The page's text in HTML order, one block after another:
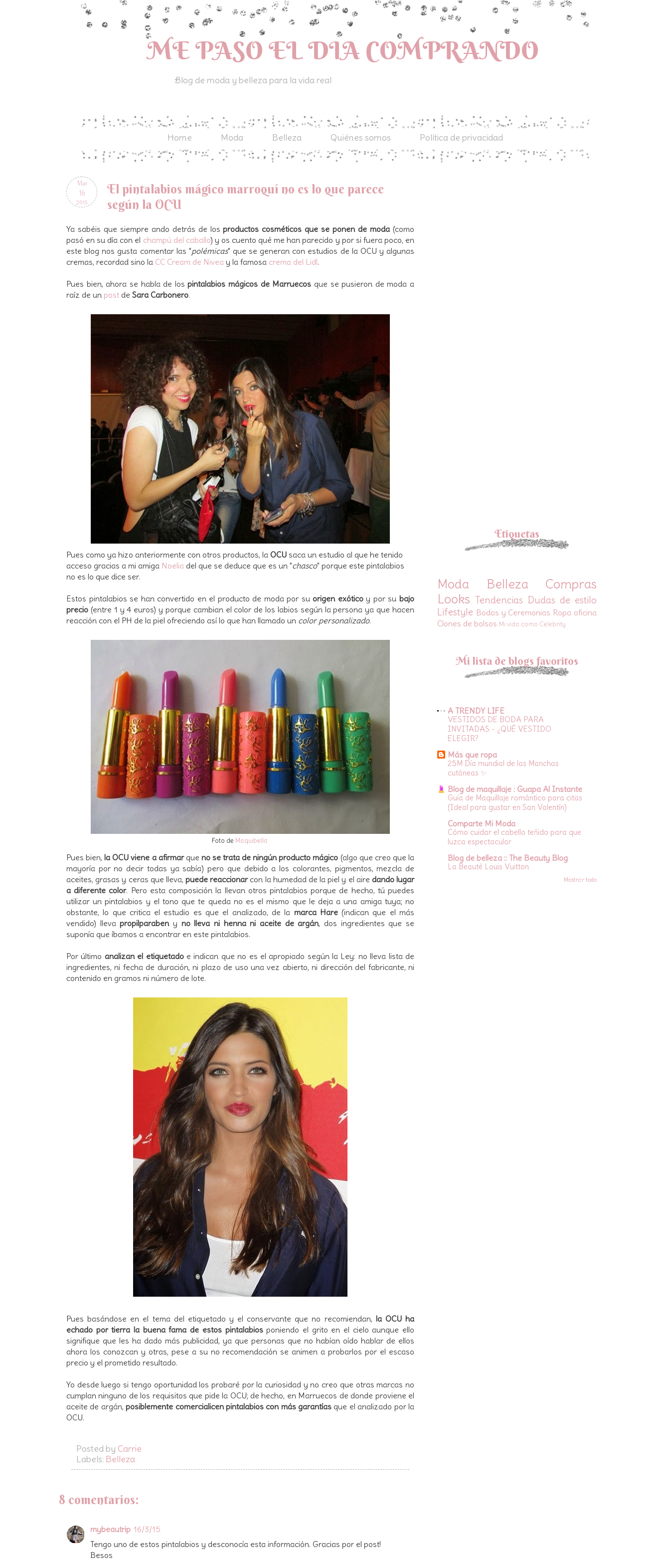
ME PASO EL DIA COMPRANDO
Blog de moda y belleza para la vida real
Home Moda Belleza Quiénes somos Política de privacidad
Mar
16
2015
El pintalabios mágico marroquí no es lo que parece
según la OCU
Ya sabéis que siempre ando detrás de losproductos cosméticos que se ponen de moda (como
pasó en su día con el champú del caballo) y os cuento qué me han parecido y por si fuera poco, en
este blog nos gusta comentar las "polémicas" que se generan con estudios de la OCU y algunas
cremas, recordad sino la CC Cream de Nivea y la famosa crema del Lidl.
Pues bien, ahora se habla de lospintalabios mágicos de Marruecos que se pusieron de moda a
raíz de un post de Sara Carbonero.
Pues como ya hizo anteriormente con otros productos, la OCU saca un estudio al que he tenido
acceso gracias a mi amiga Noelia del que se deduce que es un "chasco" porque este pintalabios
no es lo que dice ser.
Estos pintalabios se han convertido en el producto de moda por suorigen exóticoy por subajo
precio (entre 1 y 4 euros) y porque cambian el color de los labios según la persona ya que hacen
reacción con el PH de la piel ofreciendo así lo que han llamado un color personalizado.
Foto de Maquibella
Pues bien, la OCU viene a afirmarque no se trata de ningún producto mágico (algo que creo que la
mayoría por no decir todas ya sabía) pero que debido a los colorantes, pigmentos, mezcla de
aceites, grasas y ceras que lleva, puede reaccionar con la humedad de la piel y el aire dando lugar
a diferente color. Pero esta composición la llevan otros pintalabios porque de hecho, tú puedes
utilizar un pintalabios y el tono que te queda no es el mismo que le deja a una amiga tuya; no
obstante, lo que critica el estudio es que el analizado, de la marca Hare(indican que el más
vendido) llevapropilparabeny no lleva ni henna ni aceite de argán, dos ingredientes que se
suponía que íbamos a encontrar en este pintalabios.
Por último analizan el etiquetado e indican que no es el apropiado según la Ley: no lleva lista de
ingredientes, ni fecha de duración, ni plazo de uso una vez abierto, ni dirección del fabricante, ni
contenido en gramos ni número de lote.
Pues basándose en el tema del etiquetado y el conservante que no recomiendan, la OCU ha
echado por tierra la buena fama de estos pintalabiosponiendo el grito en el cielo aunque ello
signifique que les ha dado más publicidad, ya que personas que no habían oído hablar de ellos
ahora los conozcan y otras, pese a su no recomendación se animen a probarlos por el escaso
precio y el prometido resultado.
Yo desde luego si tengo oportunidad los probaré por la curiosidad y no creo que otras marcas no
cumplan ninguno de los requisitos que pide la OCU; de hecho, en Marruecos de donde proviene el
aceite de argán,posiblemente comercialicen pintalabios con más garantías que el analizado por la
OCU.
Posted by Carrie
Labels: Belleza
8 comentarios:
mybeautrip 16/3/15
Tengo uno de estos pintalabios y desconocía esta información. Gracias por el post!
Besos
Etiquetas
Moda Belleza
Compras
Looks Tendencias Dudas de estilo
Lifestyle Bodas y Ceremonias Ropa oficina
Clones de bolsos Mi vida como Celebrity
Mi lista de blogs favoritos
A TRENDY LIFE
VESTIDOS DE BODA PARA
INVITADAS - ¿QUÉ VESTIDO
ELEGIR?
Más que ropa
25M Día mundial de las Manchas
cutáneas ✨
Blog de maquillaje : Guapa Al Instante
Guía de Maquillaje romántico para citas
(Ideal para gustar en San Valentín)
Comparte Mi Moda
Cómo cuidar el cabello teñido para que
luzca espectacular
Blog de belleza :: The Beauty Blog
La Beauté Louis Vuitton
Mostrar todo